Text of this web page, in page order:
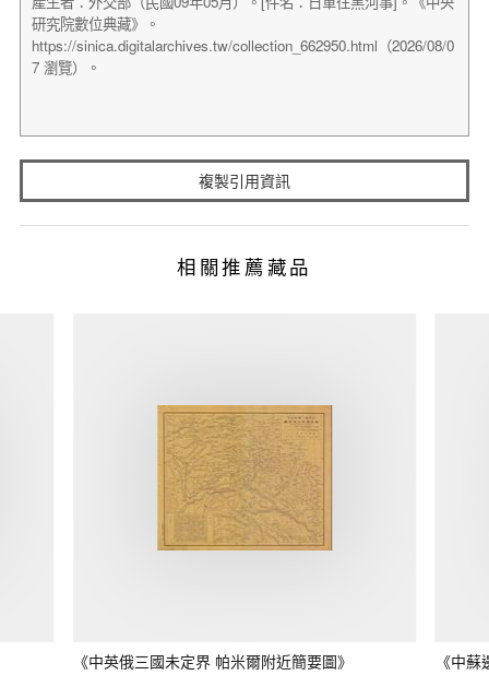
複製引用資訊
相關推薦藏品
《中英俄三國未定界 帕米爾附近簡要圖》 《中